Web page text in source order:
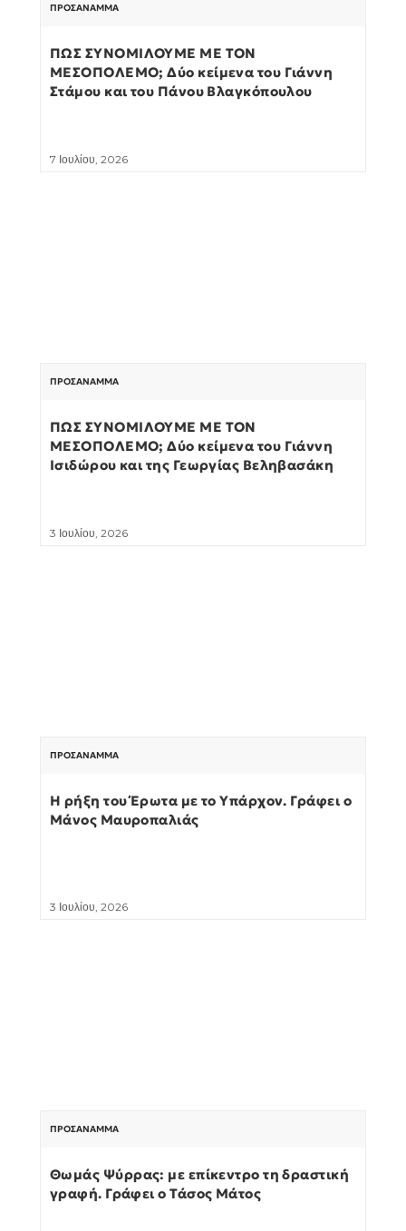
ΠΡΟΣΆΝΑΜΜΑ
ΠΩΣ ΣΥΝΟΜΙΛΟΥΜΕ ΜΕ ΤΟΝ
ΜΕΣΟΠΟΛΕΜΟ; Δύο κείμενα του Γιάννη
Στάμου και του Πάνου Βλαγκόπουλου
7 Ιουλίου, 2026
ΠΡΟΣΆΝΑΜΜΑ
ΠΩΣ ΣΥΝΟΜΙΛΟΥΜΕ ΜΕ ΤΟΝ
ΜΕΣΟΠΟΛΕΜΟ; Δύο κείμενα του Γιάννη
Ισιδώρου και της Γεωργίας Βεληβασάκη
3 Ιουλίου, 2026
ΠΡΟΣΆΝΑΜΜΑ
Η ρήξη του Έρωτα με το Υπάρχον. Γράφει ο
Μάνος Μαυροπαλιάς
3 Ιουλίου, 2026
ΠΡΟΣΆΝΑΜΜΑ
Θωμάς Ψύρρας: με επίκεντρο τη δραστική
γραφή. Γράφει ο Τάσος Μάτος